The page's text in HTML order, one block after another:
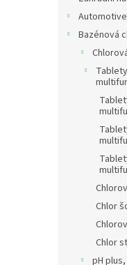
Automotive
Bazénová
Chlor
Chlor
pH